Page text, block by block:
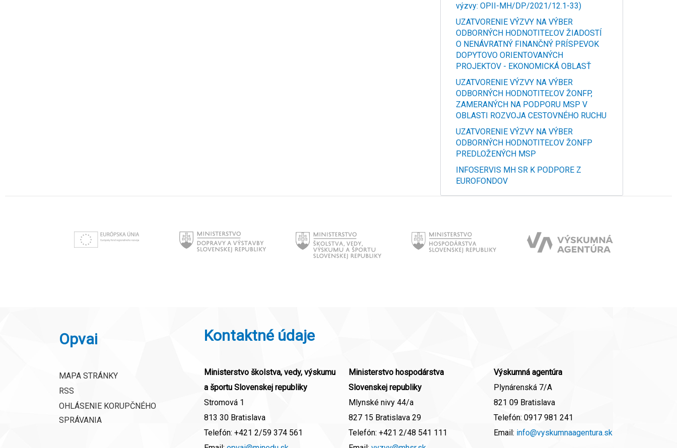
výzvy: OPII-MH/DP/2021/12.1-33)
UZATVORENIE VÝZVY NA VÝBER
ODBORNÝCH HODNOTITEĽOV ŽIADOSTÍ
O NENÁVRATNÝ FINANČNÝ PRÍSPEVOK
DOPYTOVO ORIENTOVANÝCH
PROJEKTOV - EKONOMICKÁ OBLASŤ
UZATVORENIE VÝZVY NA VÝBER
ODBORNÝCH HODNOTITEĽOV ŽONFP,
ZAMERANÝCH NA PODPORU MSP V
OBLASTI ROZVOJA CESTOVNÉHO RUCHU
UZATVORENIE VÝZVY NA VÝBER
ODBORNÝCH HODNOTITEĽOV ŽONFP
PREDLOŽENÝCH MSP
INFOSERVIS MH SR K PODPORE Z
EUROFONDOV
Opvai
MAPA STRÁNKY
RSS
OHLÁSENIE KORUPČNÉHO
SPRÁVANIA
Kontaktné údaje
Ministerstvo školstva, vedy, výskumu
a športu Slovenskej republiky
Stromová 1
813 30 Bratislava
Telefón: +421 2/59 374 561
Ministerstvo hospodárstva
Slovenskej republiky
Mlynské nivy 44/a
827 15 Bratislava 29
Telefón: +421 2/48 541 111
Výskumná agentúra
Plynárenská 7/A
821 09 Bratislava
Telefón: 0917 981 241
Email: info@vyskumnaagentura.sk